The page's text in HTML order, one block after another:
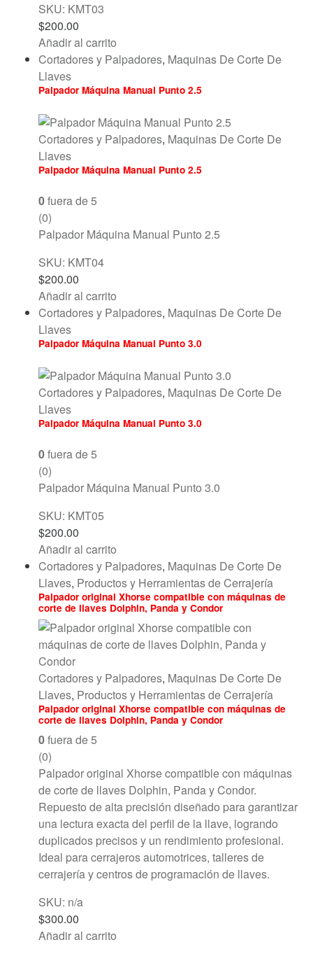
SKU: KMT03
$200.00
Añadir al carrito
Cortadores y Palpadores, Maquinas De Corte De
Llaves
Palpador Máquina Manual Punto 2.5
Cortadores y Palpadores, Maquinas De Corte De
Llaves
Palpador Máquina Manual Punto 2.5
0fuera de 5
(0)
Palpador Máquina Manual Punto 2.5
SKU: KMT04
$200.00
Añadir al carrito
Cortadores y Palpadores, Maquinas De Corte De
Llaves
Palpador Máquina Manual Punto 3.0
Cortadores y Palpadores, Maquinas De Corte De
Llaves
Palpador Máquina Manual Punto 3.0
0fuera de 5
(0)
Palpador Máquina Manual Punto 3.0
SKU: KMT05
$200.00
Añadir al carrito
Cortadores y Palpadores, Maquinas De Corte De
Llaves, Productos y Herramientas de Cerrajería
Palpador original Xhorse compatible con máquinas de
corte de llaves Dolphin, Panda y Condor
Cortadores y Palpadores, Maquinas De Corte De
Llaves, Productos y Herramientas de Cerrajería
Palpador original Xhorse compatible con máquinas de
corte de llaves Dolphin, Panda y Condor
0fuera de 5
(0)
Palpador original Xhorse compatible con máquinas
de corte de llaves Dolphin, Panda y Condor.
Repuesto de alta precisión diseñado para garantizar
una lectura exacta del perfil de la llave, logrando
duplicados precisos y un rendimiento profesional.
Ideal para cerrajeros automotrices, talleres de
cerrajería y centros de programación de llaves.
SKU: n/a
$300.00
Añadir al carrito